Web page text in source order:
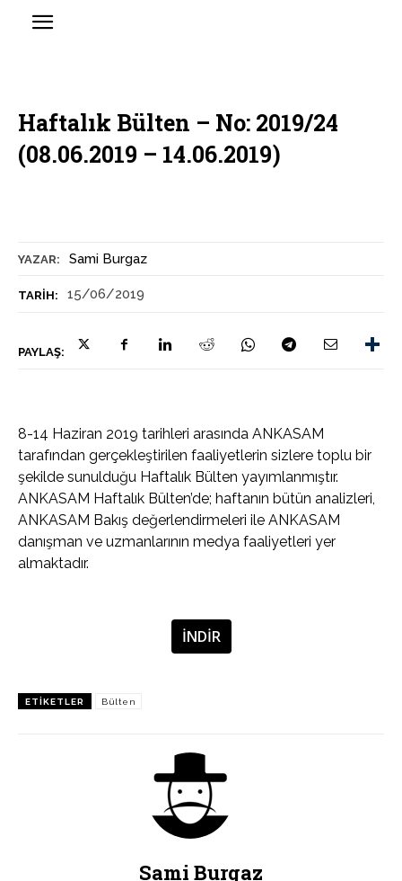
YAZAR: Sami Burgaz
TARIH: 15/06/2019
PAYLAŞ:
Haftalık Bülten – No: 2019/24
(08.06.2019 – 14.06.2019)
8-14 Haziran 2019 tarihleri arasında ANKASAM
tarafından gerçekleştirilen faaliyetlerin sizlere toplu bir
şekilde sunulduğu Haftalık Bülten yayımlanmıştır.
ANKASAM Haftalık Bülten’de; haftanın bütün analizleri,
ANKASAM Bakış değerlendirmeleri ile ANKASAM
danışman ve uzmanlarının medya faaliyetleri yer
almaktadır.
İNDİR
ETIKETLER Bülten
Sami Burgaz